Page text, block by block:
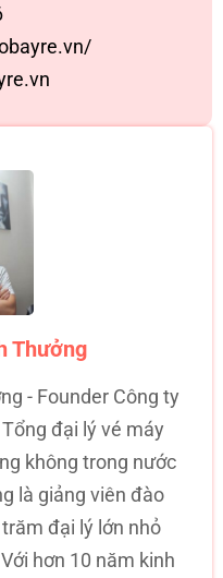
Thưởng
- Founder Công ty
đại lý vé máy
không trong nước
là giảng viên đào
đại lý lớn nhỏ
hơn 10 năm kinh